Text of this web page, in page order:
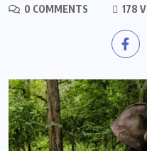
0 COMMENTS
178